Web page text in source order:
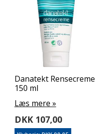
Danatekt Rensecreme
150 ml
Læs mere »
DKK 107,00